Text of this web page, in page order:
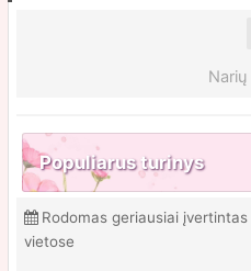
Narių
Populiarus turinys
Rodomas geriausiai
vietose